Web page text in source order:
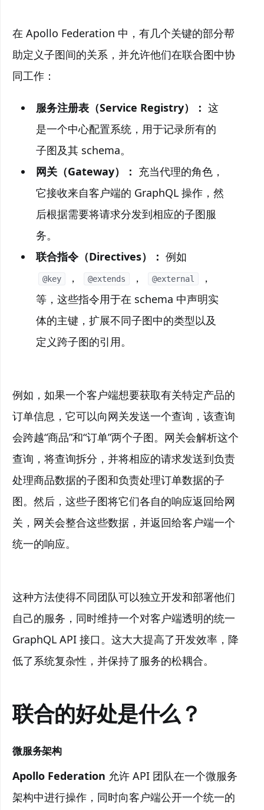
在 Apollo Federation 中，有几个关键的部分帮
助定义子图间的关系，并允许他们在联合图中协
同工作：
服务注册表（Service Registry）： 这
是一个中心配置系统，用于记录所有的
子图及其 schema。
网关（Gateway）： 充当代理的角色，
它接收来自客户端的 GraphQL 操作，然
后根据需要将请求分发到相应的子图服
务。
联合指令（Directives）： 例如
@key ， @extends ， @external
，
等，这些指令用于在 schema 中声明实
体的主键，扩展不同子图中的类型以及
定义跨子图的引用。
例如，如果一个客户端想要获取有关特定产品的
订单信息，它可以向网关发送一个查询，该查询
会跨越“商品”和“订单”两个子图。网关会解析这个
查询，将查询拆分，并将相应的请求发送到负责
处理商品数据的子图和负责处理订单数据的子
图。然后，这些子图将它们各自的响应返回给网
关，网关会整合这些数据，并返回给客户端一个
统一的响应。
这种方法使得不同团队可以独立开发和部署他们
自己的服务，同时维持一个对客户端透明的统一
GraphQL API 接口。这大大提高了开发效率，降
低了系统复杂性，并保持了服务的松耦合。
联合的好处是什么？
微服务架构
Apollo Federation 允许 API 团队在一个微服务
架构中进行操作，同时向客户端公开一个统一的